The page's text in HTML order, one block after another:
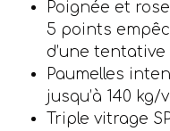
Poignée et
5 points
d’une tentative
Paumelles
jusqu’à 140 kg/
Triple vitrage